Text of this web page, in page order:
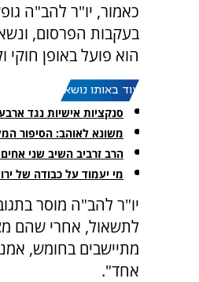
כאמור, יו"ר להב"ה
בעקבות הפרסום,
הוא פועל באופן
עוד באותו נושא:
סנקציות אישיות נגד
משונא לאוהב: הסיפור
הרב זרביב השיב שני
מי יעמוד על כבודה של
יו"ר להב"ה מוסר
לתשאול, אחרי שהם
מתיישבים בחומש,
אחד".